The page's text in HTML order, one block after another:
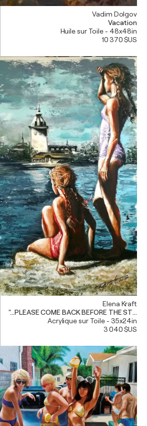
Vadim Dolgov
Vacation
Huile sur Toile - 48x48in
10 370 $US
Elena Kraft
"...PLEASE COME BACK BEFORE THE
Acrylique sur Toile - 35x24in
3 040 $US